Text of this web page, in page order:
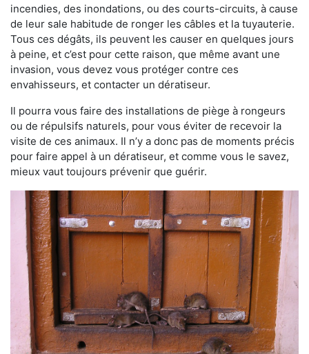
incendies, des inondations, ou des courts-circuits, à cause
de leur sale habitude de ronger les câbles et la tuyauterie.
Tous ces dégâts, ils peuvent les causer en quelques jours
à peine, et c’est pour cette raison, que même avant une
invasion, vous devez vous protéger contre ces
envahisseurs, et contacter un dératiseur.
Il pourra vous faire des installations de piège à rongeurs
ou de répulsifs naturels, pour vous éviter de recevoir la
visite de ces animaux. Il n’y a donc pas de moments précis
pour faire appel à un dératiseur, et comme vous le savez,
mieux vaut toujours prévenir que guérir.